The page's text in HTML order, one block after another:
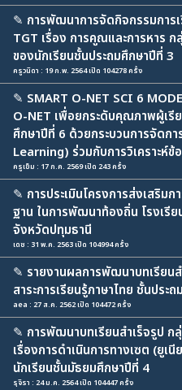
✎ การพัฒนาการจัดกิจกรรมการ
TGT เรื่อง การคูณและการหาร
ของนักเรียนชั้นประถมศึกษาปีที่ 3
ครูวนิดา : 19 ก.พ. 2564 เปิด 104278 ครั้ง
✎ SMART O-NET SCI 6
O-NET เพื่อยกระดับคุณภาพผู้เรี
ศึกษาปีที่ 6 ด้วยกระบวนการจัดก
Learning) ร่วมกับการวิเคราะ
ครูเข็ม : 17 ก.ค. 2569 เปิด 243 ครั้ง
✎ การประเมินโครงการส่งเสริม
ฐาน ในการพัฒนาท้องถิ่น โรงเรี
จังหวัดปทุมธานี
เดช : 31 พ.ค. 2563 เปิด 104994 ครั้ง
✎ รายงานผลการพัฒนาบทเรียน
สาระการเรียนรู้ภาษาไทย ชั้นประ
aea : 27 ส.ค. 2562 เปิด 104472 ครั้ง
✎ การพัฒนาบทเรียนสำเร็จรูป ก
เรื่องการดำเนินการทางเซต (ยูเ
นักเรียนชั้นมัธยมศึกษาปีที่ 4
รุจิรา : 24 ม.ค. 2564 เปิด 104447 ครั้ง